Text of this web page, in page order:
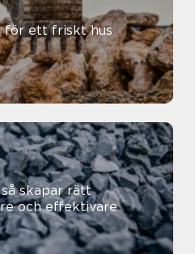
för ett friskt hus
skapar rätt
och effektivare